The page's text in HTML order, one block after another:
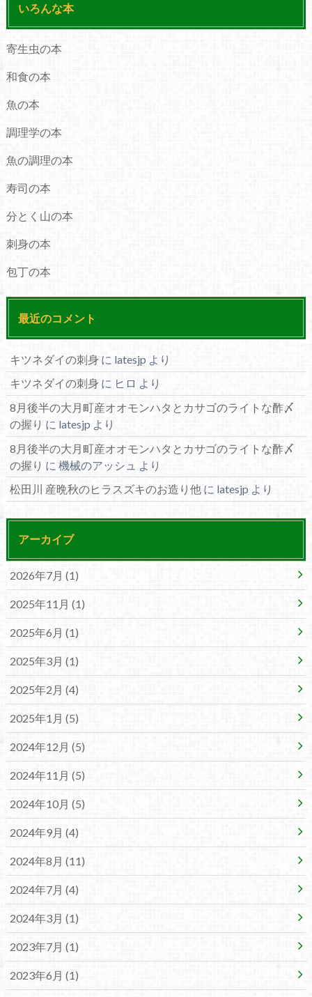
いろんな本
寄生虫の本
和食の本
魚の本
調理学の本
魚の調理の本
寿司の本
分とく山の本
刺身の本
包丁の本
最近のコメント
キツネダイの刺身 に latesjp より
キツネダイの刺身 に ヒロ より
8月後半の大月町産オオモンハタとカサゴのライトな酢〆
の握り に latesjpより
8月後半の大月町産オオモンハタとカサゴのライトな酢〆
の握り に 機械のアッシュ
より
松田川 産晩秋のヒラスズキのお造り他に latesjp より
アーカイブ
2026年7月 (1)
2025年11月 (1)
2025年6月 (1)
2025年3月 (1)
2025年2月 (4)
2025年1月 (5)
2024年12月 (5)
2024年11月 (5)
2024年10月 (5)
2024年9月 (4)
2024年8月 (11)
2024年7月 (4)
2024年3月 (1)
2023年7月 (1)
2023年6月 (1)